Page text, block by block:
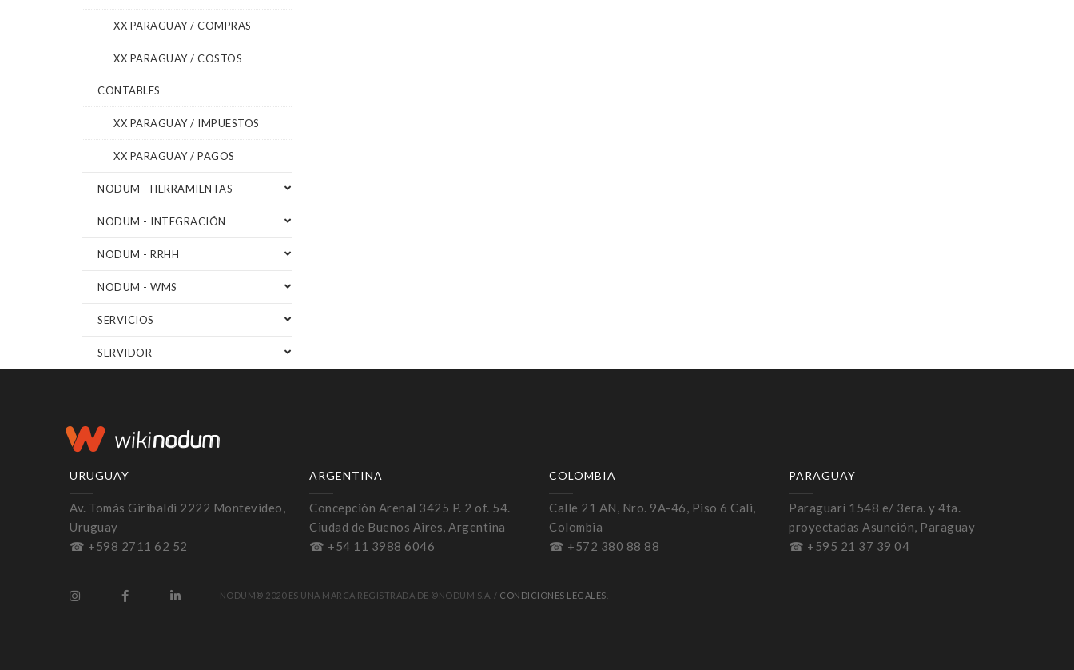
XX PARAGUAY / COMPRAS
XX PARAGUAY / COSTOS
CONTABLES
XX PARAGUAY / IMPUESTOS
XX PARAGUAY / PAGOS
NODUM - HERRAMIENTAS
NODUM - INTEGRACIÓN
NODUM - RRHH
NODUM - WMS
SERVICIOS
SERVIDOR
URUGUAY
Av. Tomás Giribaldi 2222 Montevideo,
Uruguay
☎ +598 2711 62 52
ARGENTINA
Concepción Arenal 3425 P. 2 of. 54.
Ciudad de Buenos Aires, Argentina
☎ +54 11 3988 6046
COLOMBIA
Calle 21 AN, Nro. 9A-46, Piso 6 Cali,
Colombia
☎ +572 380 88 88
PARAGUAY
Paraguarí 1548 e/ 3era. y 4ta.
proyectadas Asunción, Paraguay
☎ +595 21 37 39 04
NODUM® 2020 ES UNA MARCA REGISTRADA DE ©NODUM S.A. / CONDICIONES LEGALES